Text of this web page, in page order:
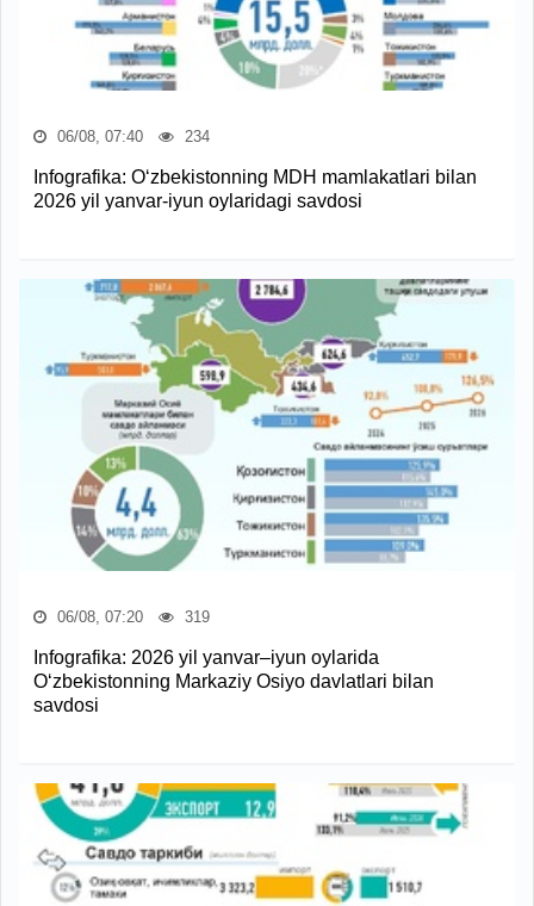
06/08, 07:40 234
Infografika: O‘zbekistonning MDH mamlakatlari bilan
2026 yil yanvar-iyun oylaridagi savdosi
06/08, 07:20 319
Infografika: 2026 yil yanvar–iyun oylarida
O‘zbekistonning Markaziy Osiyo davlatlari bilan
savdosi